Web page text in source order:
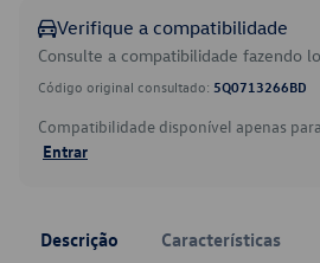
Verifique a compatibilidade
Consulte a compatibilidade fazendo
Código original consultado: 5Q0713266BD
Compatibilidade disponível apenas
Entrar
Descrição Características